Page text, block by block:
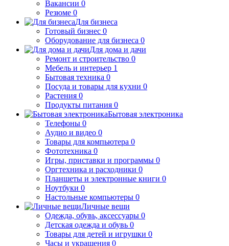
Вакансии 0
Резюме 0
Для бизнеса
Готовый бизнес 0
Оборудование для бизнеса 0
Для дома и дачи
Ремонт и строительство 0
Мебель и интерьер 1
Бытовая техника 0
Посуда и товары для кухни 0
Растения 0
Продукты питания 0
Бытовая электроника
Телефоны 0
Аудио и видео 0
Товары для компьютера 0
Фототехника 0
Игры, приставки и программы 0
Оргтехника и расходники 0
Планшеты и электронные книги 0
Ноутбуки 0
Настольные компьютеры 0
Личные вещи
Одежда, обувь, аксессуары 0
Детская одежда и обувь 0
Товары для детей и игрушки 0
Часы и украшения 0